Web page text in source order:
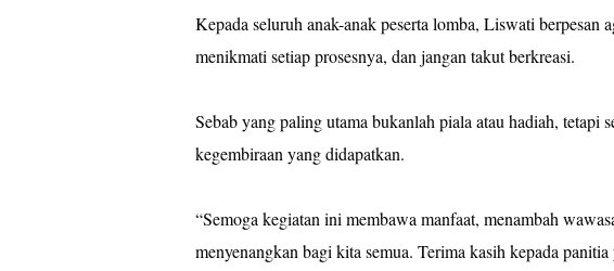
Kepada seluruh anak-anak peserta lomba, Liswati berpesan
menikmati setiap prosesnya, dan jangan takut berkreasi.
Sebab yang paling utama bukanlah piala atau hadiah, tetapi
kegembiraan yang didapatkan.
“Semoga kegiatan ini membawa manfaat, menambah
menyenangkan bagi kita semua. Terima kasih kepada